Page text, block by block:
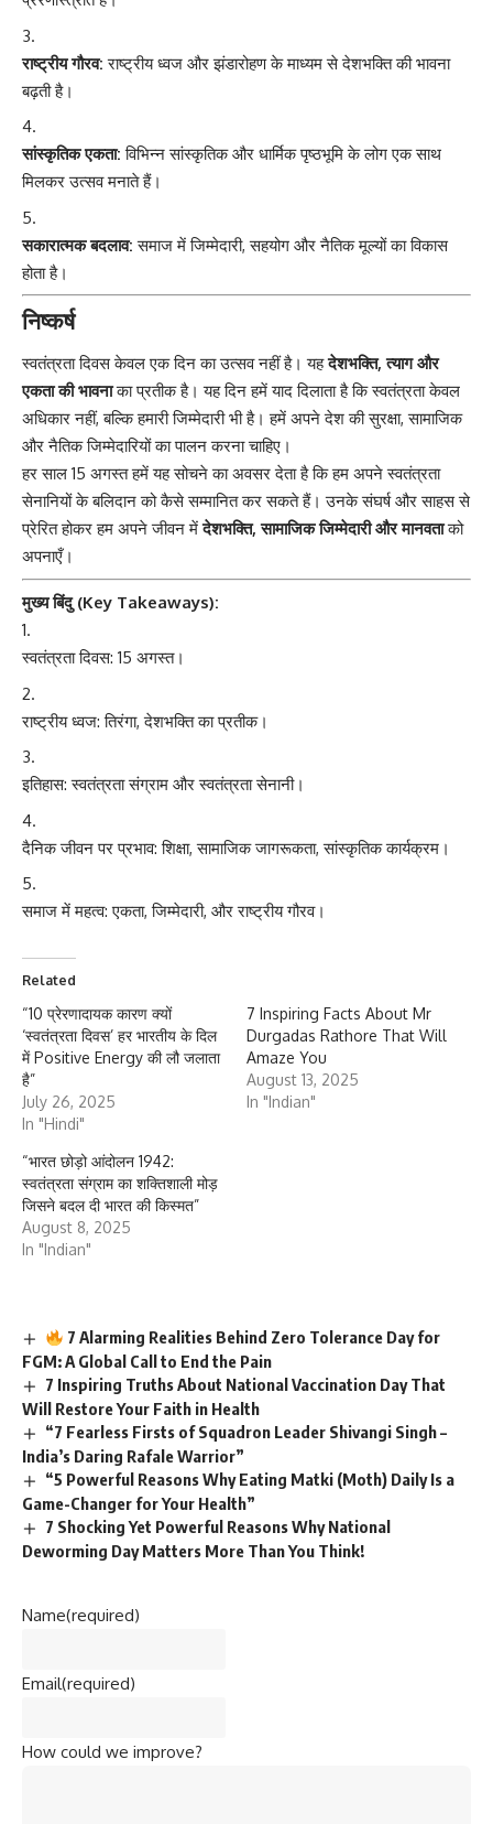
राष्ट्रीय गौरव: राष्ट्रीय ध्वज और झंडारोहण के माध्यम से देशभक्ति की भावना
बढ़ती है।
सांस्कृतिक एकता: विभिन्न सांस्कृतिक और धार्मिक पृष्ठभूमि के लोग एक साथ
मिलकर उत्सव मनाते हैं।
सकारात्मक बदलाव: समाज में जिम्मेदारी, सहयोग और नैतिक मूल्यों का विकास
होता है।
निष्कर्ष
स्वतंत्रता दिवस केवल एक दिन का उत्सव नहीं है। यहदेशभक्ति, त्याग और
एकता की भावनाका प्रतीक है। यह दिन हमें याद दिलाता है कि स्वतंत्रता केवल
अधिकार नहीं, बल्कि हमारी जिम्मेदारी भी है। हमें अपने देश की सुरक्षा, सामाजिक
और नैतिक जिम्मेदारियों का पालन करना चाहिए।
हर साल 15 अगस्त हमें यह सोचने का अवसर देता है कि हम अपने स्वतंत्रता
सेनानियों के बलिदान को कैसे सम्मानित कर सकते हैं। उनके संघर्ष और साहस से
प्रेरित होकर हम अपने जीवन मेंदेशभक्ति, सामाजिक जिम्मेदारी और मानवताको
अपनाएँ।
मुख्य बिंदु (Key Takeaways):
स्वतंत्रता दिवस: 15 अगस्त।
राष्ट्रीय ध्वज: तिरंगा, देशभक्ति का प्रतीक।
इतिहास: स्वतंत्रता संग्राम और स्वतंत्रता सेनानी।
दैनिक जीवन पर प्रभाव: शिक्षा, सामाजिक जागरूकता, सांस्कृतिक कार्यक्रम।
समाज में महत्व: एकता, जिम्मेदारी, और राष्ट्रीय गौरव।
Related
“10 प्रेरणादायक कारण क्यों
‘स्वतंत्रता दिवस’ हर भारतीय के दिल
में Positive Energy की लौ जलाता
है”
July 26, 2025
In "Hindi"
7 Inspiring Facts About Mr
Durgadas Rathore That Will
Amaze You
August 13, 2025
In "Indian"
“भारत छोड़ो आंदोलन 1942:
स्वतंत्रता संग्राम का शक्तिशाली मोड़
जिसने बदल दी भारत की किस्मत”
August 8, 2025
In "Indian"
7 Alarming Realities Behind Zero Tolerance Day for
FGM: A Global Call to End the Pain
7 Inspiring Truths About National Vaccination Day That
Will Restore Your Faith in Health
“7 Fearless Firsts of Squadron Leader Shivangi Singh –
India’s Daring Rafale Warrior”
“5 Powerful Reasons Why Eating Matki (Moth) Daily Is a
Game-Changer for Your Health”
7 Shocking Yet Powerful Reasons Why National
Deworming Day Matters More Than You Think!
Name(required)
Email(required)
How could we improve?